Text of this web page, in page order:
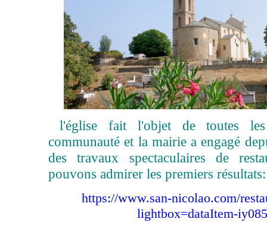
l'église fait l'objet de toutes
communauté et la mairie a engagé
des travaux spectaculaires de
pouvons admirer les premiers résultats:
https://www.san-nicolao.com/
lightbox=dataItem-